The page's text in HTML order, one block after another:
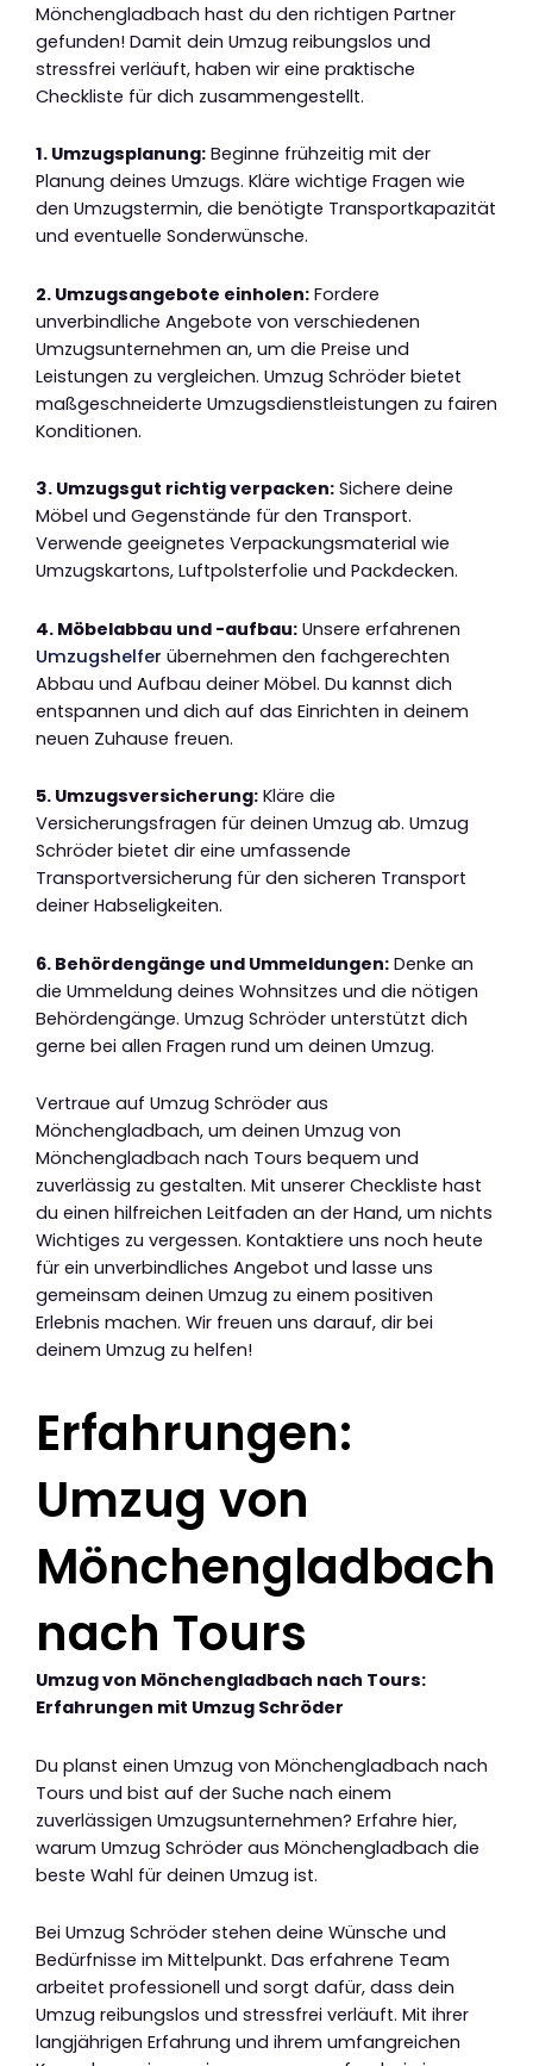
Mönchengladbach hast du den richtigen Partner
gefunden! Damit dein Umzug reibungslos und
stressfrei verläuft, haben wir eine praktische
Checkliste für dich zusammengestellt.
1. Umzugsplanung: Beginne frühzeitig mit der
Planung deines Umzugs. Kläre wichtige Fragen wie
den Umzugstermin, die benötigte Transportkapazität
und eventuelle Sonderwünsche.
2. Umzugsangebote einholen: Fordere
unverbindliche Angebote von verschiedenen
Umzugsunternehmen an, um die Preise und
Leistungen zu vergleichen. Umzug Schröder bietet
maßgeschneiderte Umzugsdienstleistungen zu fairen
Konditionen.
3. Umzugsgut richtig verpacken: Sichere deine
Möbel und Gegenstände für den Transport.
Verwende geeignetes Verpackungsmaterial wie
Umzugskartons, Luftpolsterfolie und Packdecken.
4. Möbelabbau und -aufbau: Unsere erfahrenen
Umzugshelfer übernehmen den fachgerechten
Abbau und Aufbau deiner Möbel. Du kannst dich
entspannen und dich auf das Einrichten in deinem
neuen Zuhause freuen.
5. Umzugsversicherung: Kläre die
Versicherungsfragen für deinen Umzug ab. Umzug
Schröder bietet dir eine umfassende
Transportversicherung für den sicheren Transport
deiner Habseligkeiten.
6. Behördengänge und Ummeldungen: Denke an
die Ummeldung deines Wohnsitzes und die nötigen
Behördengänge. Umzug Schröder unterstützt dich
gerne bei allen Fragen rund um deinen Umzug.
Vertraue auf Umzug Schröder aus
Mönchengladbach, um deinen Umzug von
Mönchengladbach nach Tours bequem und
zuverlässig zu gestalten. Mit unserer Checkliste hast
du einen hilfreichen Leitfaden an der Hand, um nichts
Wichtiges zu vergessen. Kontaktiere uns noch heute
für ein unverbindliches Angebot und lasse uns
gemeinsam deinen Umzug zu einem positiven
Erlebnis machen. Wir freuen uns darauf, dir bei
deinem Umzug zu helfen!
Erfahrungen:
Umzug von
Mönchengladbach
nach Tours
Umzug von Mönchengladbach nach Tours:
Erfahrungen mit Umzug Schröder
Du planst einen Umzug von Mönchengladbach nach
Tours und bist auf der Suche nach einem
zuverlässigen Umzugsunternehmen? Erfahre hier,
warum Umzug Schröder aus Mönchengladbach die
beste Wahl für deinen Umzug ist.
Bei Umzug Schröder stehen deine Wünsche und
Bedürfnisse im Mittelpunkt. Das erfahrene Team
arbeitet professionell und sorgt dafür, dass dein
Umzug reibungslos und stressfrei verläuft. Mit ihrer
langjährigen Erfahrung und ihrem umfangreichen